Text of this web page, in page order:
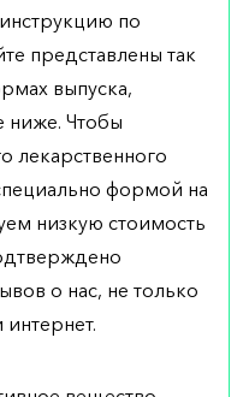
по
представлены так
выпуска,
ниже. Чтобы
лекарственного
формой на
низкую стоимость
о нас, не только